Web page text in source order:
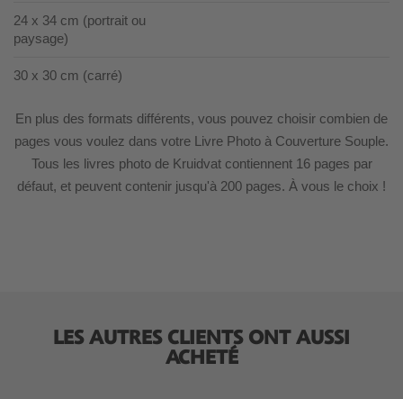
24 x 34 cm (portrait ou
paysage)
30 x 30 cm (carré)
En plus des formats différents, vous pouvez choisir combien de
pages vous voulez dans votre Livre Photo à Couverture Souple.
Tous les livres photo de Kruidvat contiennent 16 pages par
défaut, et peuvent contenir jusqu'à 200 pages. À vous le choix !
LES AUTRES CLIENTS ONT AUSSI
ACHETÉ